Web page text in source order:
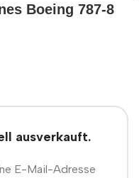
Boeing 787-8
ausverkauft.
E-Mail-Adresse